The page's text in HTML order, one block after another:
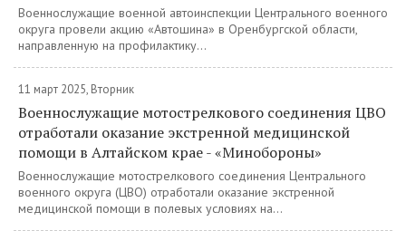
Военнослужащие военной автоинспекции Центрального военного
округа провели акцию «Автошина» в Оренбургской области,
направленную на профилактику...
11 март 2025, Вторник
Военнослужащие мотострелкового соединения ЦВО
отработали оказание экстренной медицинской
помощи в Алтайском крае - «Минобороны»
Военнослужащие мотострелкового соединения Центрального
военного округа (ЦВО) отработали оказание экстренной
медицинской помощи в полевых условиях на...